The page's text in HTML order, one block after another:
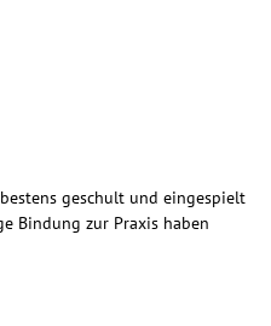
geschult und eingespielt
Bindung zur Praxis haben